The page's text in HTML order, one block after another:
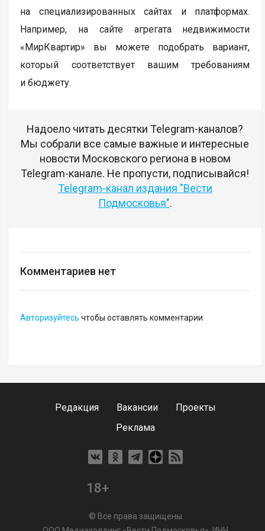
на специализированных сайтах и платформах.
Например, на сайте агрегата недвижимости
«МирКвартир» вы можете подобрать вариант,
который соответствует вашим требованиям
и бюджету.
Надоело читать десятки Telegram-каналов?
Мы собрали все самые важные и интересные
новости Московского региона в новом
Telegram-канале. Не пропусти, подписывайся!
Telegram-канал издания "Вести
Подмосковья".
Комментариев нет
Авторизуйтесь чтобы оставлять комментарии
Редакция Вакансии
Проекты
Реклама
18+
© Все права защищены